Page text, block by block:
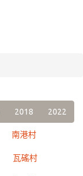
2018 2022
南港村
瓦磘村